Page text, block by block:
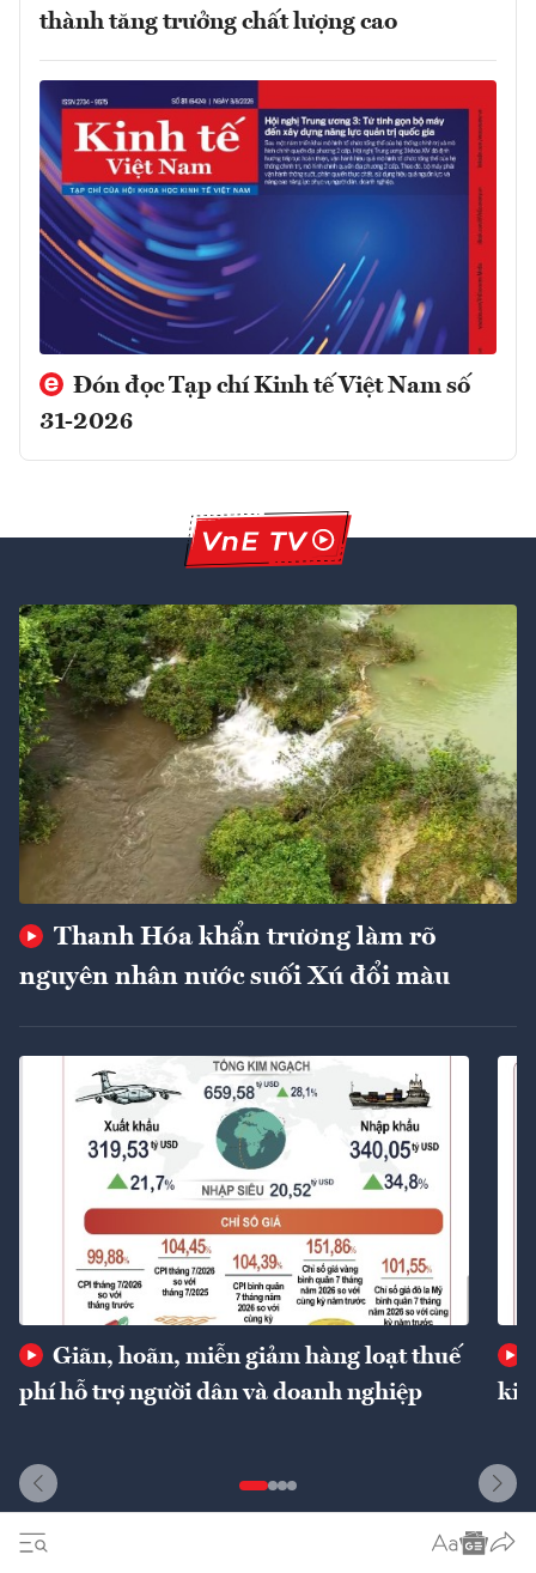
thành tăng trưởng chất lượng cao
Đón đọc Tạp chí Kinh tế Việt Nam số
31-2026
Thanh Hóa khẩn trương làm rõ
nguyên nhân nước suối Xú đổi màu
Giãn, hoãn, miễn giảm hàng loạt thuế
phí hỗ trợ người dân và doanh nghiệp